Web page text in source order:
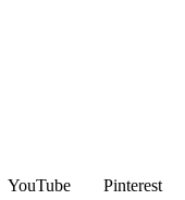
YouTube Pinterest